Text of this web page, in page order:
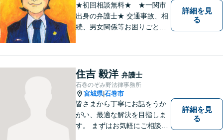
★初回相談無料★ ★一関市
出身の弁護士★ 交通事故、相
続、男女関係等お困りごとが
詳細を見
る
住吉 毅洋 弁護士
石巻のぞみ野法律事務所
宮城県|石巻市
皆さまから丁寧にお話をうか
がい、最適な解決を目指しま
す。 まずはお気軽にご相談く
詳細を見
る